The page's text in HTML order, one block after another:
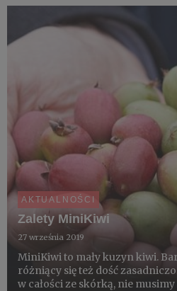
związane z wprowadzaniem na
AKTUALNOŚCI
Zalety MiniKiwi
27 września 2019
MiniKiwi to mały kuzyn kiwi.
różniący się też dość
w całości ze skórką, nie